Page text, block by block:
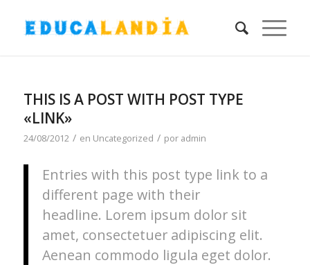
THIS IS A POST WITH POST TYPE
«LINK»
24/08/2012 / en Uncategorized / por admin
Entries with this post type link to a
different page with their
headline. Lorem ipsum dolor sit
amet, consectetuer adipiscing elit.
Aenean commodo ligula eget dolor.